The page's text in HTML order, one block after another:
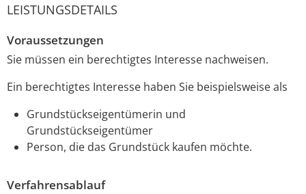
LEISTUNGSDETAILS
Voraussetzungen
Sie müssen ein berechtigtes Interesse nachweisen.
Ein berechtigtes Interesse haben Sie beispielsweise als
Grundstückseigentümerin und
Grundstückseigentümer
Person, die das Grundstück kaufen möchte.
Verfahrensablauf